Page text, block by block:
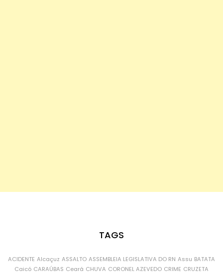
TAGS
ACIDENTE Alcaçuz ASSALTO ASSEMBLEIA LEGISLATIVA DO RN Assu BATATA
Caicó CARAÚBAS Ceará CHUVA CORONEL AZEVEDO CRIME CRUZETA